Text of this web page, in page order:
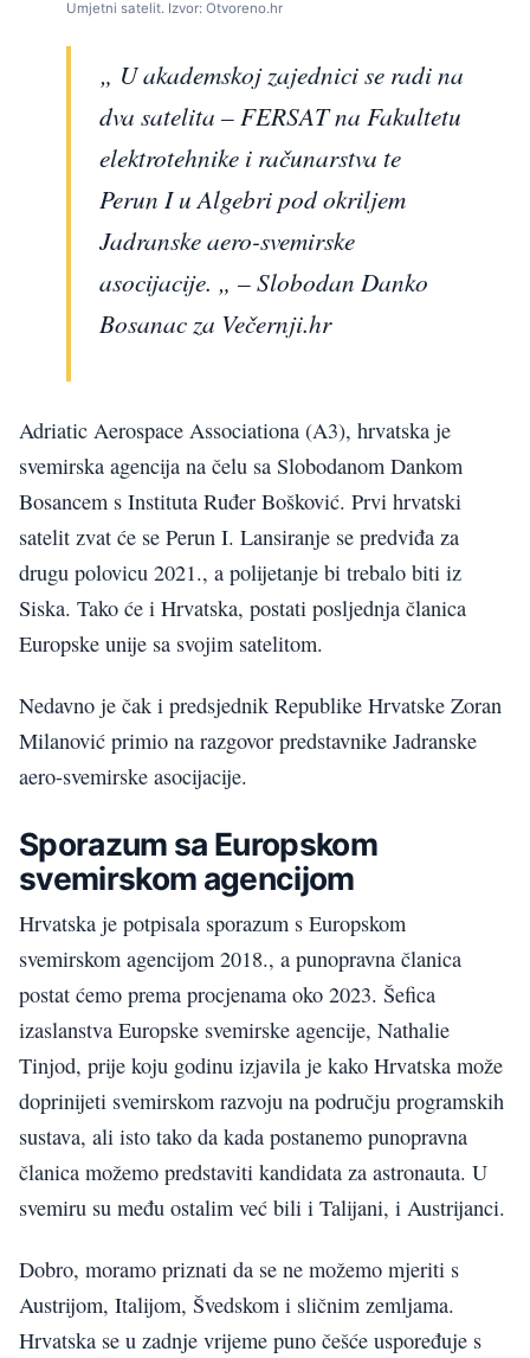
Umjetni satelit. Izvor: Otvoreno.hr
„ U akademskoj zajednici se radi na
dva satelita – FERSAT na Fakultetu
elektrotehnike i računarstva te
Perun I u Algebri pod okriljem
Jadranske aero-svemirske
asocijacije. „ – Slobodan Danko
Bosanac za Večernji.hr
Adriatic Aerospace Associationa (A3), hrvatska je
svemirska agencija na čelu sa Slobodanom Dankom
Bosancem s Instituta Ruđer Bošković. Prvi hrvatski
satelit zvat će se Perun I. Lansiranje se predviđa za
drugu polovicu 2021., a polijetanje bi trebalo biti iz
Siska. Tako će i Hrvatska, postati posljednja članica
Europske unije sa svojim satelitom.
Nedavno je čak i predsjednik Republike Hrvatske Zoran
Milanović primio na razgovor predstavnike Jadranske
aero-svemirske asocijacije.
Sporazum sa Europskom
svemirskom agencijom
Hrvatska je potpisala sporazum s Europskom
svemirskom agencijom 2018., a punopravna članica
postat ćemo prema procjenama oko 2023. Šefica
izaslanstva Europske svemirske agencije, Nathalie
Tinjod, prije koju godinu izjavila je kako Hrvatska može
doprinijeti svemirskom razvoju na području programskih
sustava, ali isto tako da kada postanemo punopravna
članica možemo predstaviti kandidata za astronauta. U
svemiru su među ostalim već bili i Talijani, i Austrijanci.
Dobro, moramo priznati da se ne možemo mjeriti s
Austrijom, Italijom, Švedskom i sličnim zemljama.
Hrvatska se u zadnje vrijeme puno češće uspoređuje s